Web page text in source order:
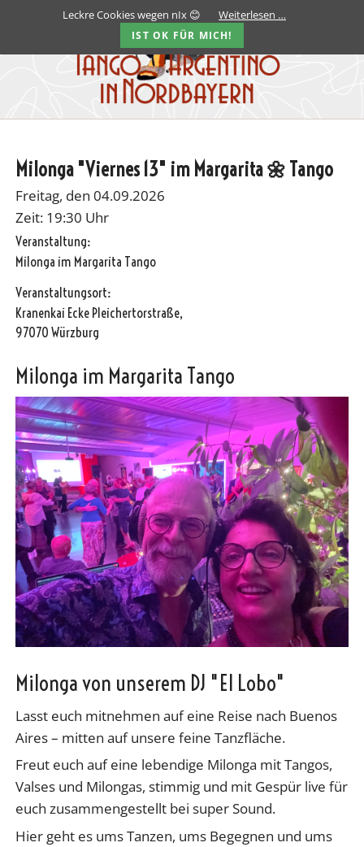
Milonga "Viernes 13" im Margarita 🌼 Tango
Freitag, den 04.09.2026
Zeit: 19:30 Uhr
Veranstaltung:
Milonga im Margarita Tango
Veranstaltungsort:
Kranenkai Ecke Pleichertorstraße,
97070 Würzburg
Milonga im Margarita Tango
Milonga von unserem DJ "El Lobo"
Lasst euch mitnehmen auf eine Reise nach Buenos
Aires – mitten auf unsere feine Tanzfläche.
Freut euch auf eine lebendige Milonga mit Tangos,
Valses und Milongas, stimmig und mit Gespür live für
euch zusammengestellt bei super Sound.
Hier geht es ums Tanzen, ums Begegnen und ums
Leckre Cookies wegen nIx 😊 Weiterlesen …
IST OK FÜR MICH!